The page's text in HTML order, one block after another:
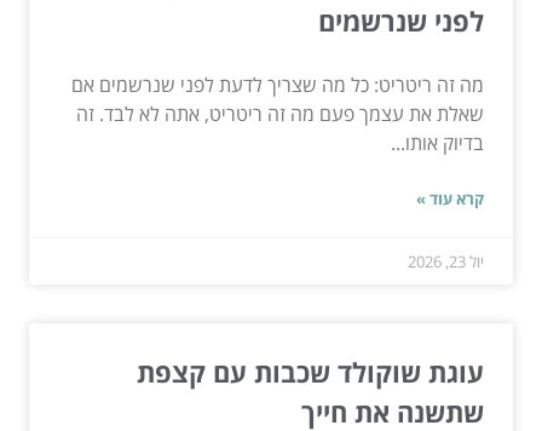
לפני שנרשמים
מה זה ריטריט: כל מה שצריך לדעת לפני שנרשמים אם
שאלת את עצמך פעם מה זה ריטריט, אתה לא לבד. זה
בדיוק אותו...
קרא עוד »
יול 23, 2026
עוגת שוקולד שכבות עם קצפת
שתשנה את חייך